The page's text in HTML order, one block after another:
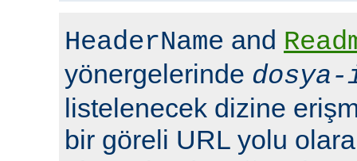
HeaderName and
yönergelerinde
listelenecek dizine
bir göreli URL yolu